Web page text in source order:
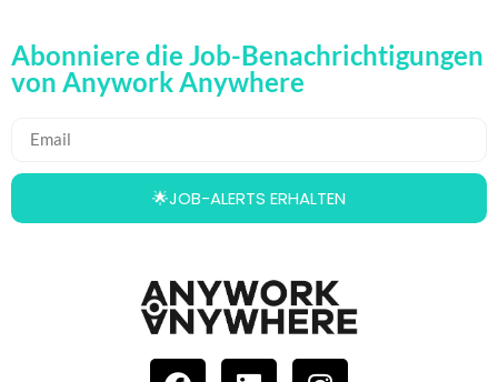
Abonniere die Job-Benachrichtigungen
von Anywork Anywhere
🌟JOB-ALERTS ERHALTEN